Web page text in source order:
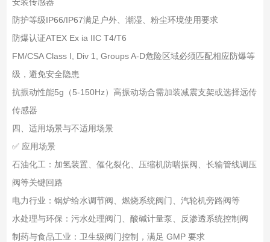
防护等级IP66/IP67满足户外、潮湿、粉尘环境使用要求
防爆认证ATEX Ex ia IIC T4/T6
FM/CSA Class I, Div 1, Groups A-D危险区域必须匹配相应防爆等
级，避免安全隐患
抗振动性能5g（5-150Hz） 高振动场合需加装减震支架或选择远传
传感器
四、适用场景与不适用场景
✅ 应用场景
石油化工：加氢装置、催化裂化、压缩机防喘振阀、长输管线调压
阀等关键回路
电力行业：锅炉给水调节阀、燃烧系统阀门、汽轮机旁路阀等
水处理与环保：污水处理阀门、酸碱计量泵、反渗透系统控制阀
制药与食品工业：卫生级阀门控制，满足 GMP 要求